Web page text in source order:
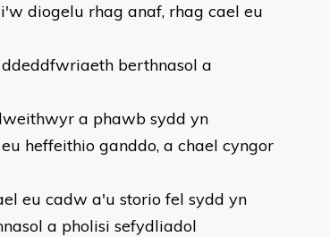
diogelu rhag anaf, rhag cael eu
berthnasol a
a phawb sydd yn
heffeithio ganddo, a chael cyngor
eu cadw a'u storio fel sydd yn
a pholisi sefydliadol